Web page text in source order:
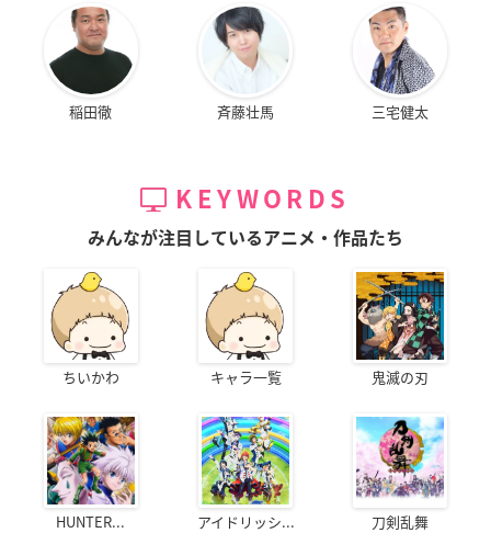
稲田徹 斉藤壮馬 三宅健太
KEYWORDS
みんなが注目しているアニメ・作品たち
ちいかわ キャラ一覧 鬼滅の刃
HUNTER... アイドリッシ... 刀剣乱舞